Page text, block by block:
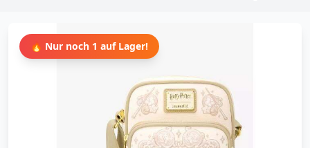
🔥 Nur noch 1 auf Lager!